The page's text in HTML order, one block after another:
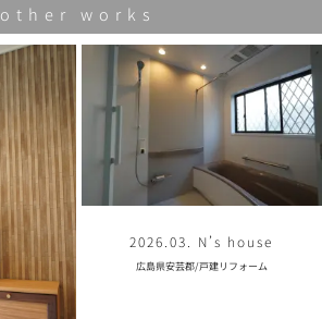
other works
2026.03. N’s house
広島県安芸郡/戸建リフォーム